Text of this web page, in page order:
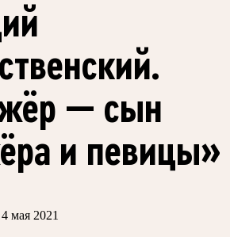
— сын
и певицы»
4 мая 2021